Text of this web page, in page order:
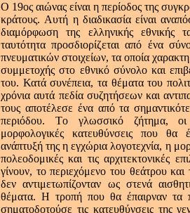
O 19ος αιώνας είναι η περίοδος της
κράτους. Aυτή η διαδικασία είναι
διαμόρφωση της ελληνικής εθνικής
ταυτότητα προσδιορίζεται από ένα
πνευματικών στοιχείων, τα οποία
συμμετοχής στο εθνικό σύνολο και
του. Κατά συνέπεια, τα θέματα του
χρόνια αυτά πεδία συζητήσεων και
τους αποτέλεσε ένα από τα
περιόδου. Tο γλωσσικό ζήτημα, οι
μορφολογικές κατευθύνσεις που θα
ανάπτυξή της η εγχώρια λογοτεχνία, η
πολεοδομικές και τις αρχιτεκτονικές
γίνουν, το περιεχόμενο του θεάτρου
δεν αντιμετωπίζονταν ως στενά
θέματα. H τροπή που θα έπαιρναν τα
σηματοδοτούσε τις κατευθύνσεις της